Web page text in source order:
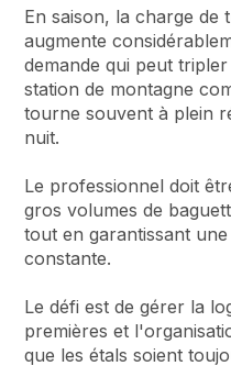
En saison, la charge de
augmente
demande qui peut
station de montagne
tourne souvent à plein
nuit.
Le professionnel doit
gros volumes de
tout en garantissant
constante.
Le défi est de gérer la
premières et
que les étals soient